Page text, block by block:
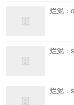
烂泥：
烂泥：
烂泥：